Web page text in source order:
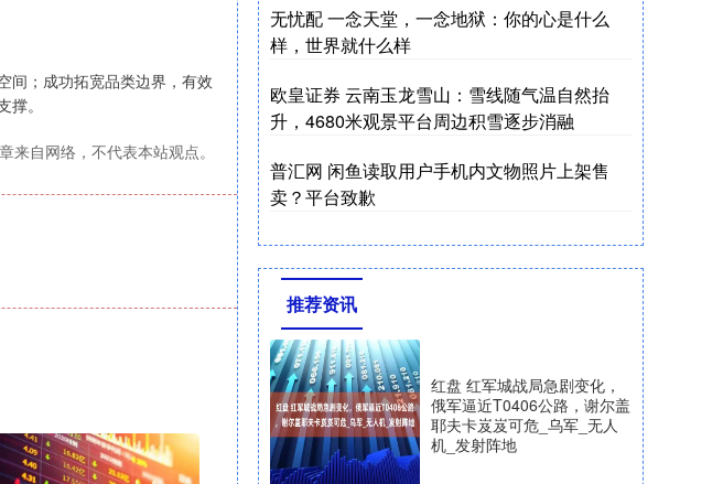
；成功拓宽品类边界，有效
。
来自网络，不代表本站观点。
无忧配 一念天堂，一念地狱：你的心是什么
样，世界就什么样
欧皇证券 云南玉龙雪山：雪线随气温自然抬
升，4680米观景平台周边积雪逐步消融
普汇网 闲鱼读取用户手机内文物照片上架售
卖？平台致歉
推荐资讯
红盘 红军城战局急剧变化，
俄军逼近T0406公路，谢尔盖
耶夫卡岌岌可危_乌军_无人
机_发射阵地